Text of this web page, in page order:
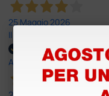
25 Maggio 2026
Il servizio e’ risultato
Acquirente verificato